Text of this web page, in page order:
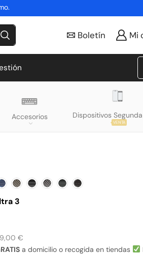
Boletín Mi
Accesorios Dispositivos
VENTA
3
€
a domicilio o recogida en tiendas